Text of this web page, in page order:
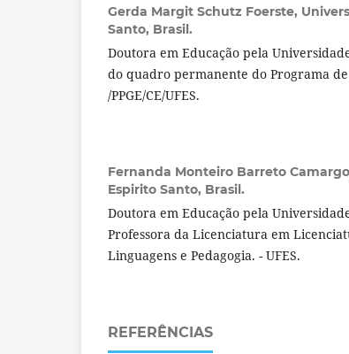
Gerda Margit Schutz Foerste,
Santo, Brasil.
Doutora em Educação pela
do quadro permanente do Programa
/PPGE/CE/UFES.
Fernanda Monteiro Barreto
Espirito Santo, Brasil.
Doutora em Educação pela
Professora da Licenciatura em
Linguagens e Pedagogia. - UFES.
REFERÊNCIAS